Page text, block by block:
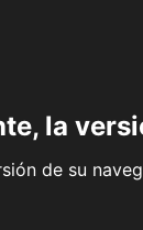
la
de su